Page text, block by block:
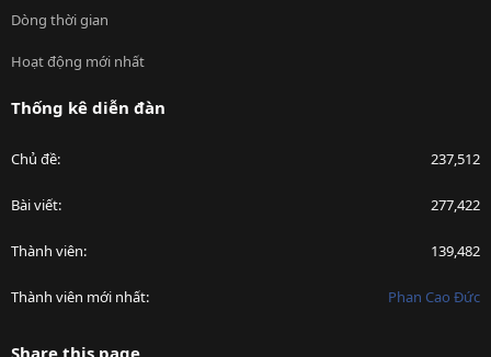
Dòng thời gian
Hoạt động mới nhất
Thống kê diễn đàn
Chủ đề 237,512
Bài viết 277,422
Thành viên 139,482
Thành viên mới nhất Phan Cao Đức
Share this page